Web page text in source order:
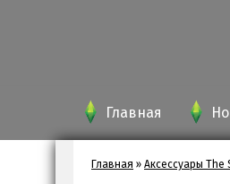
Главная
Главная » Аксессуары The